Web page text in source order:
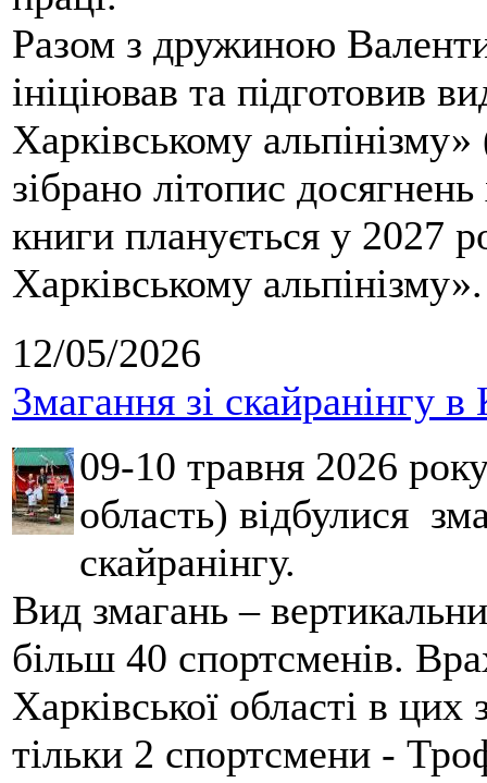
Разом з дружиною
ініціював та підготовив
Харківському
зібрано літопис
книги планується у 2027
Харківському альпінізму».
12/05/2026
Змагання зі скайранінгу в
09-10 травня 2026
область) відбулися
скайранінгу.
Вид змагань –
більш 40 спортсменів.
Харківської області в
тільки 2 спортсмени -